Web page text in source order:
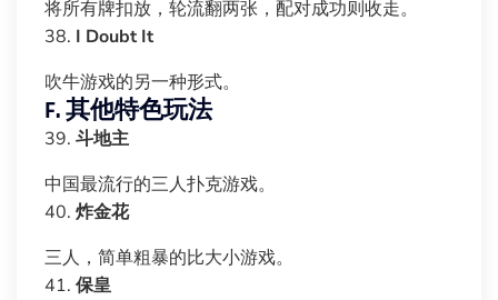
将所有牌扣放，轮流翻两张，配对成功则收走。
38. I Doubt It
吹牛游戏的另一种形式。
F. 其他特色玩法
39. 斗地主
中国最流行的三人扑克游戏。
40. 炸金花
三人，简单粗暴的比大小游戏。
41. 保皇